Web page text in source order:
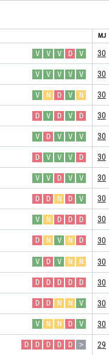
MJ
V V V D V 30
V V V V V 30
V N D V N 30
D V D V D 30
V D V V V 30
D V V V D 30
V V D V V 30
D D N D V 30
V N D D D 30
D N V N D 30
V D V N N 30
D D D D D 30
D D N N V 30
V N N D V 30
D D D D D > 29